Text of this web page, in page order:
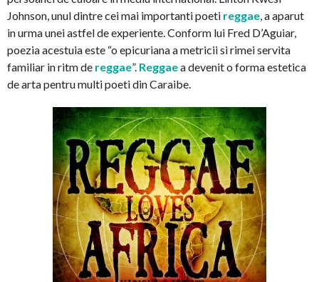
Johnson, unul dintre cei mai importanti poeti reggae, a aparut
in urma unei astfel de experiente. Conform lui Fred D’Aguiar,
poezia acestuia este “o epicuriana a metricii si rimei servita
familiar in ritm de reggae”. Reggaea devenit o forma estetica
de arta pentru multi poeti din Caraibe.